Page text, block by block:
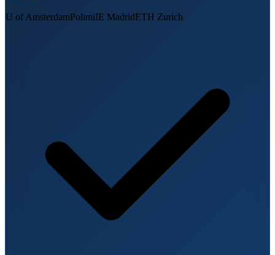
U of AmsterdamPolimiIE MadridETH Zurich